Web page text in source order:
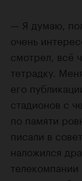
— Я думаю,
очень
смотрел, всё
тетрадку.
его
стадионов с
по памяти
писали в
наложился